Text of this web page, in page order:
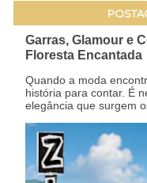
Garras, Glamour e
Floresta Encantada
Quando a moda
história para contar. É
elegância que surgem